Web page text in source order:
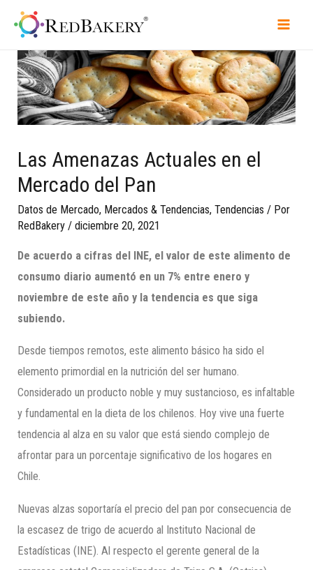
Las Amenazas Actuales en el
Mercado del Pan
Datos de Mercado, Mercados & Tendencias,Tendencias / Por
RedBakery /diciembre 20, 2021
De acuerdo a cifras del INE, el valor de este alimento de
consumo diario aumentó en un 7% entre enero y
noviembre de este año y la tendencia es que siga
subiendo.
Desde tiempos remotos, este alimento básico ha sido el
elemento primordial en la nutrición del ser humano.
Considerado un producto noble y muy sustancioso, es infaltable
y fundamental en la dieta de los chilenos. Hoy vive una fuerte
tendencia al alza en su valor que está siendo complejo de
afrontar para un porcentaje significativo de los hogares en
Chile.
Nuevas alzas soportaría el precio del pan por consecuencia de
la escasez de trigo de acuerdo al Instituto Nacional de
Estadísticas (INE). Al respecto el gerente general de la